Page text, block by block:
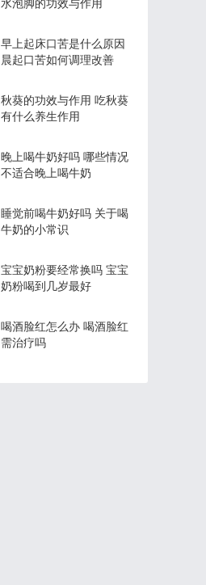
水泡脚的功效与作用
早上起床口苦是什么原因
晨起口苦如何调理改善
秋葵的功效与作用 吃秋葵
有什么养生作用
晚上喝牛奶好吗 哪些情况
不适合晚上喝牛奶
睡觉前喝牛奶好吗 关于喝
牛奶的小常识
宝宝奶粉要经常换吗 宝宝
奶粉喝到几岁最好
喝酒脸红怎么办 喝酒脸红
需治疗吗